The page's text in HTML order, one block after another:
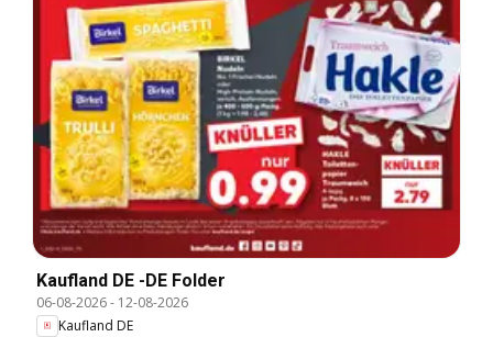
Kaufland DE -DE Folder
06-08-2026- 12-08-2026
Kaufland DE